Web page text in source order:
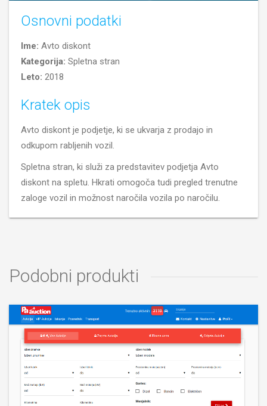
Osnovni podatki
Ime: Avto diskont
Kategorija: Spletna stran
Leto: 2018
Kratek opis
Avto diskont je podjetje, ki se ukvarja z prodajo in
odkupom rabljenih vozil.
Spletna stran, ki služi za predstavitev podjetja Avto
diskont na spletu. Hkrati omogoča tudi pregled trenutne
zaloge vozil in možnost naročila vozila po naročilu.
Podobni produkti